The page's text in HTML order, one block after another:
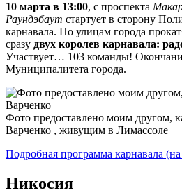
10 марта в 13:00, с проспекта
Раундэбаут стартует в сторону
карнавала. По улицам города
сразу двух королев карнавала:
Участвует… 103 команды!
Муниципалитета города.
Фото предоставлено моим другом,
Варченко , живущим в Лимассоле
Подробная программа карнавала
Никосия